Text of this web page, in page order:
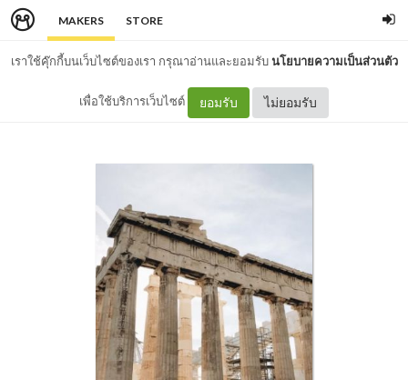
MAKERS STORE
เราใช้คุ๊กกี้บนเว็บไซต์ของเรา กรุณาอ่านและยอมรับนโยบายความเป็นส่วนตัว
เพื่อใช้บริการเว็บไซต์ ยอมรับ ไม่ยอมรับ